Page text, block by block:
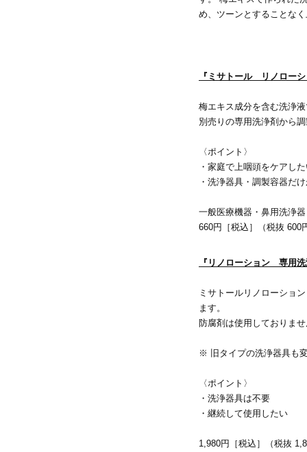
め、ツーンとすることな
『ミサトール リノロー
梅エキス成分を含む洗浄
別売りの専用洗浄剤から
〈ポイント〉
・家庭で上咽頭をケアし
・洗浄器具・調製容器だ
一般医療機器・鼻用洗浄器
660円［税込］（税抜 600
『リノローション 専用
ミサトールリノローショ
ます。
防腐剤は使用しておりま
※ 旧タイプの洗浄器具も
〈ポイント〉
・洗浄器具は不要
・継続して使用したい
1,980円［税込］（税抜